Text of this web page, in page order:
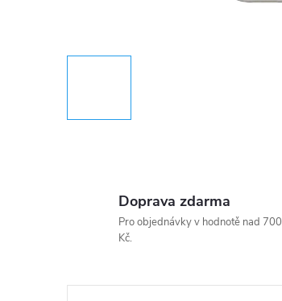
Doprava zdarma
Pro objednávky v hodnotě nad 700
Kč.